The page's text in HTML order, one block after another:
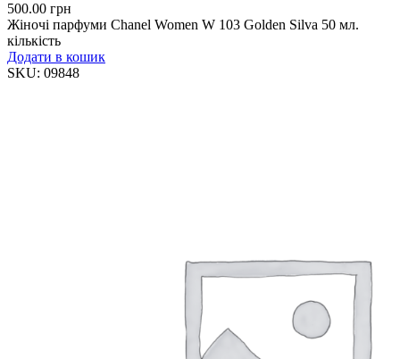
500.00 грн
Жіночі парфуми Chanel Women W 103 Golden Silva 50 мл.
кількість
Додати в кошик
SKU: 09848